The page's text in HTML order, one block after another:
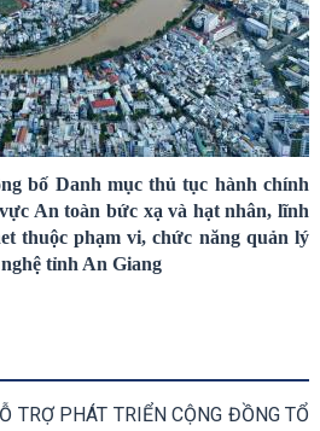
bố Danh mục thủ tục hành chính
An toàn bức xạ và hạt nhân, lĩnh
thuộc phạm vi, chức năng quản lý
tỉnh An Giang
TRỢ PHÁT TRIỂN CỘNG ĐỒNG TỔ